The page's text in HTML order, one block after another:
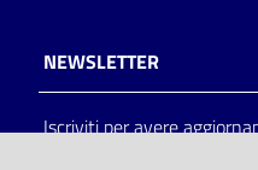
NEWSLETTER
Iscriviti per avere